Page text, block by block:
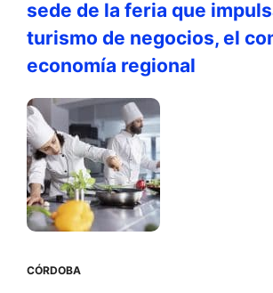
sede de la feria que
turismo de negocios, el
economía regional
CÓRDOBA